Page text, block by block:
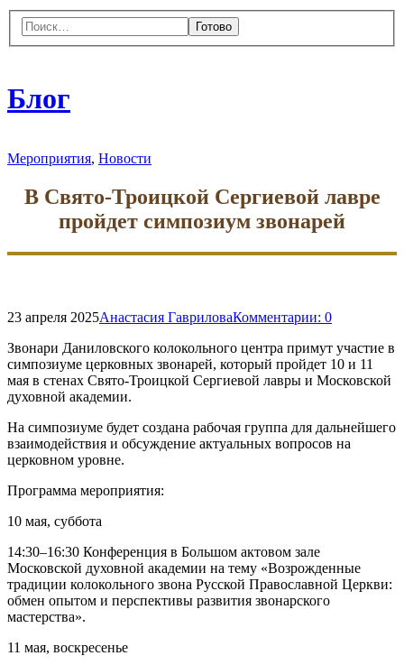
Меню
Поиск:
поиска
Блог
Мероприятия, Новости
В Свято‑Троицкой Сергиевой лавре
пройдет симпозиум звонарей
23 апреля 2025Анастасия ГавриловаКомментарии: 0
Звонари Даниловского колокольного центра примут участие в
симпозиуме церковных звонарей, который пройдет 10 и 11
мая в стенах Свято‑Троицкой Сергиевой лавры и Московской
духовной академии.
На симпозиуме будет создана рабочая группа для дальнейшего
взаимодействия и обсуждение актуальных вопросов на
церковном уровне.
Программа мероприятия:
10 мая, суббота
14:30–16:30 Конференция в Большом актовом зале
Московской духовной академии на тему «Возрожденные
традиции колокольного звона Русской Православной Церкви:
обмен опытом и перспективы развития звонарского
мастерства».
11 мая, воскресенье